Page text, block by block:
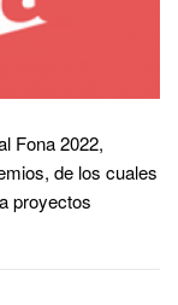
Fona 2022,
de los cuales
proyectos